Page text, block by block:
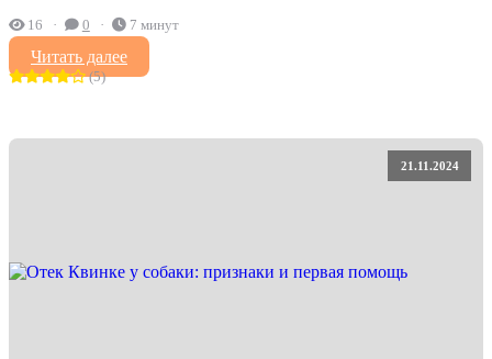
16 0 7 минут
Читать далее
(5)
21.11.2024